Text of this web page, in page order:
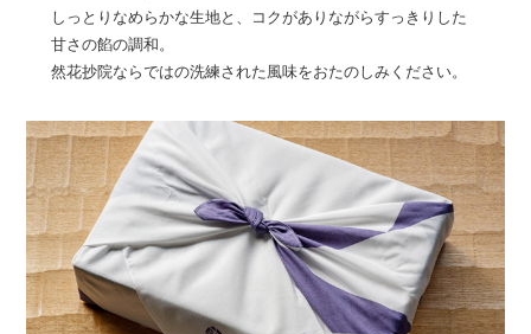
しっとりなめらかな生地と、コクがありながらすっきりした
甘さの餡の調和。
然花抄院ならではの洗練された風味をおたのしみください。